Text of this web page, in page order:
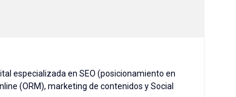
especializada en SEO (posicionamiento en
(ORM), marketing de contenidos y Social